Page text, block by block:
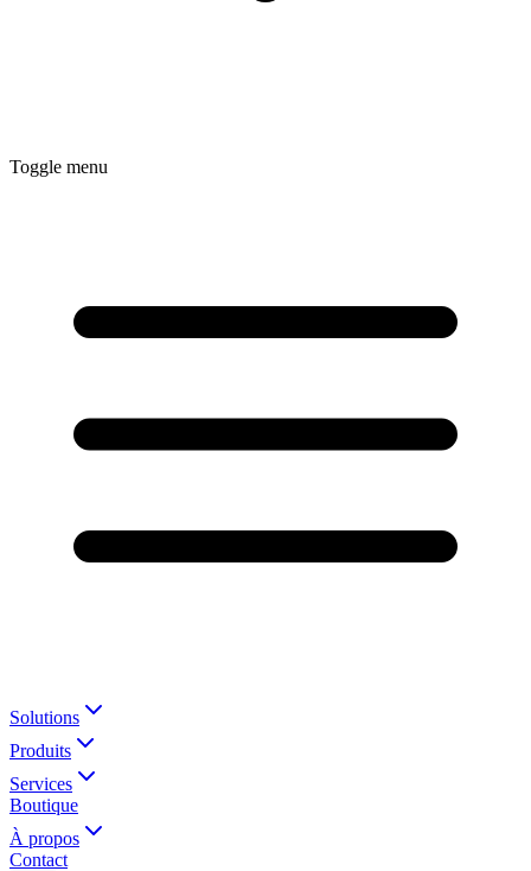
Toggle menu
Solutions
Produits
Services
Boutique
À propos
Contact